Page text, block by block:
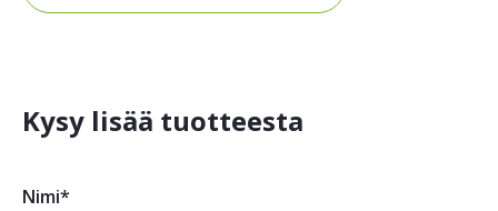
Kysy lisää tuotteesta
Nimi*